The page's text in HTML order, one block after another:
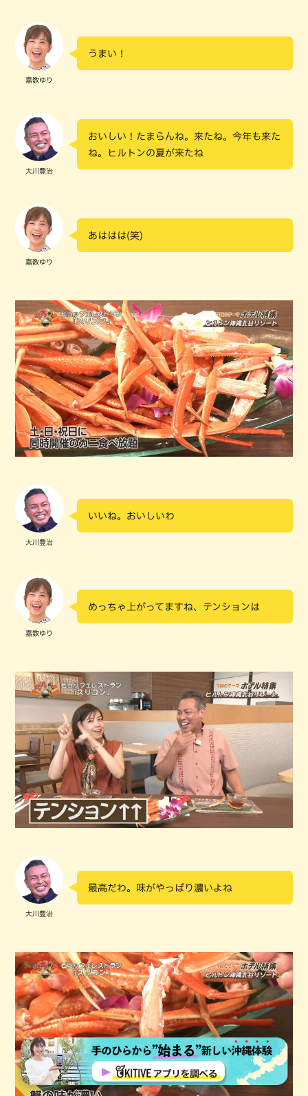
嘉数ゆり
うまい！
大川豊治
おいしい！たまらんね。来たね。今年も来た
ね。ヒルトンの夏が来たね
嘉数ゆり
あははは(笑)
大川豊治
いいね。おいしいわ
嘉数ゆり
めっちゃ上がってますね、テンションは
大川豊治
最高だわ。味がやっぱり濃いよね